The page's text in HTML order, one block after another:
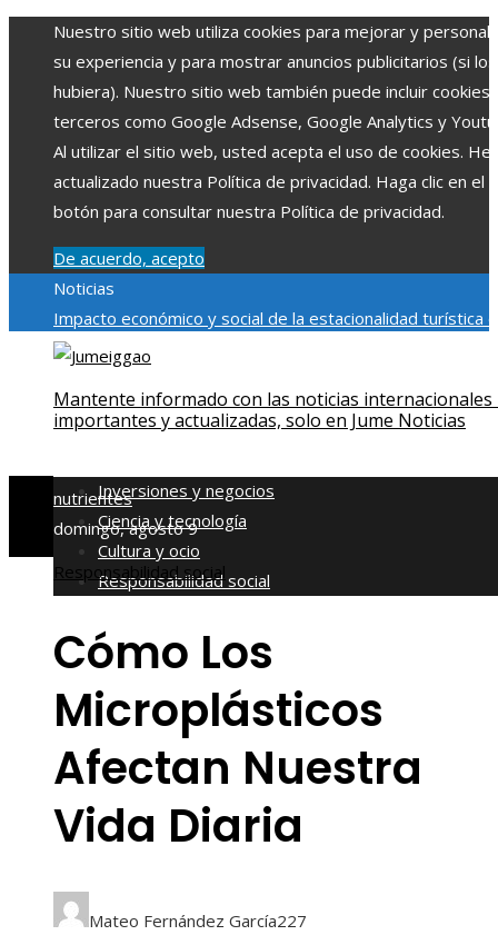
Nuestro sitio web utiliza cookies para mejorar y
su experiencia y para mostrar anuncios publicitarios (si los
hubiera). Nuestro sitio web también puede incluir cookies
terceros como Google Adsense, Google Analytics y
Al utilizar el sitio web, usted acepta el uso de cookies.
actualizado nuestra Política de privacidad. Haga clic en el
botón para consultar nuestra Política de privacidad.
De acuerdo, acepto
Noticias
Impacto económico y social de la estacionalidad turística
Montenegro
ambiental en comunidades chilenasQué revela la escena
créditos de Spider-Man: Brand New Day sobre la
nutrientes
domingo, agosto 9
Mantente informado con las noticias internacionales
importantes y actualizadas, solo en Jume Noticias
Inversiones y negocios
Ciencia y tecnología
Cultura y ocio
Responsabilidad social
Responsabilidad social
Cómo Los
Microplásticos
Afectan Nuestra
Vida Diaria
Mateo Fernández García227